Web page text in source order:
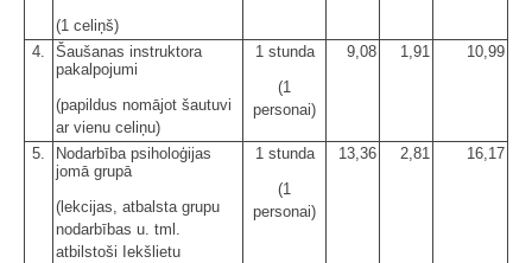
(1 celiņš)
4.
Šaušanas instruktora
pakalpojumi
(papildus nomājot šautuvi
ar vienu celiņu)
1 stunda
(1
personai)
9,08 1,91 10,99
5.
Nodarbība psiholoģijas
jomā grupā
(lekcijas, atbalsta grupu
nodarbības u. tml.
atbilstoši Iekšlietu
1 stunda
(1
personai)
13,36 2,81 16,17